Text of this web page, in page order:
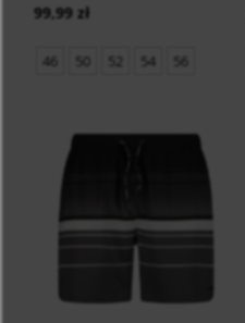
99,99 zł
46 50 52 54 56